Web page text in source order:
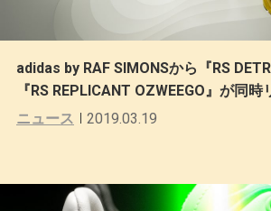
adidas by RAF SIMONSから『RS
『RS REPLICANT OZWEEGO』が同時
ニュース
2019.03.19